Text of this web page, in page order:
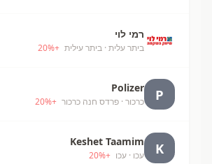
רמי לוי
ביתר עלית · ביתר עילית +
20%
P
Polizer
כרכור · פרדס חנה כרכור +
20%
K
Keshet Taamim
עכו · עכו +
20%